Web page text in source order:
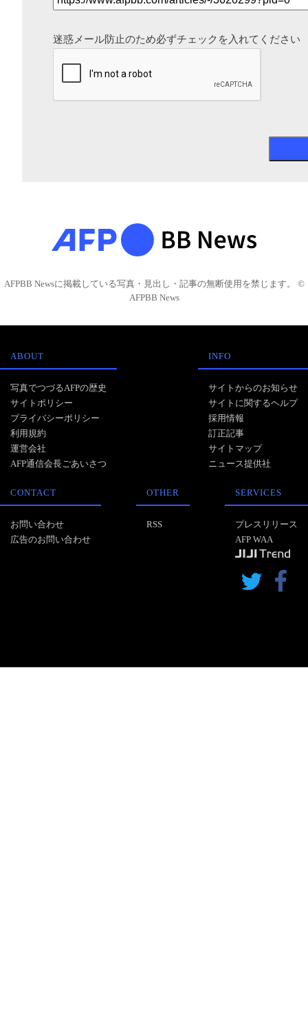
迷惑メール防止のため必ずチェックを入れてください
AFPBB Newsに掲載している写真・見出し・記事の無断使用を禁じます。 ©
AFPBB News
ABOUT
写真でつづるAFPの歴史
サイトポリシー
プライバシーポリシー
利用規約
運営会社
AFP通信会長ごあいさつ
INFO
サイトからのお知らせ
サイトに関するヘルプ
採用情報
訂正記事
サイトマップ
ニュース提供社
CONTACT
お問い合わせ
広告のお問い合わせ
OTHER
RSS
SERVICES
プレスリリース
AFP WAA